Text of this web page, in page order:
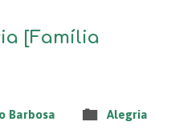
[Família
Barbosa Alegria